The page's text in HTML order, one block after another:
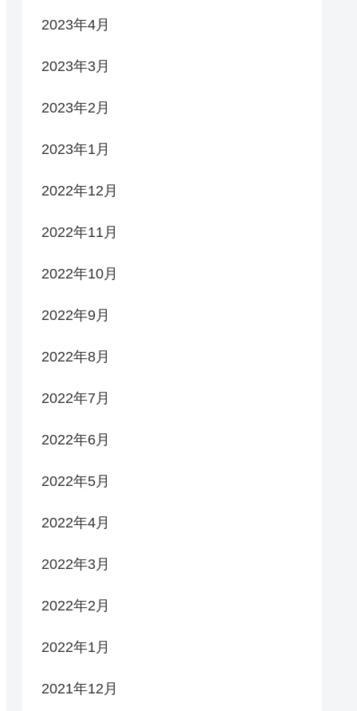
2023年4月
2023年3月
2023年2月
2023年1月
2022年12月
2022年11月
2022年10月
2022年9月
2022年8月
2022年7月
2022年6月
2022年5月
2022年4月
2022年3月
2022年2月
2022年1月
2021年12月